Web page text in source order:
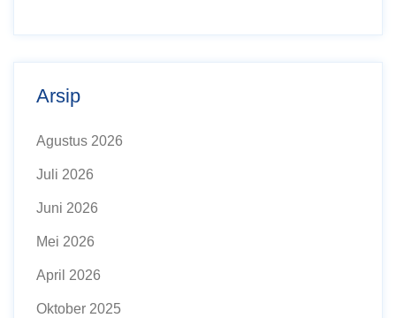
Arsip
Agustus 2026
Juli 2026
Juni 2026
Mei 2026
April 2026
Oktober 2025